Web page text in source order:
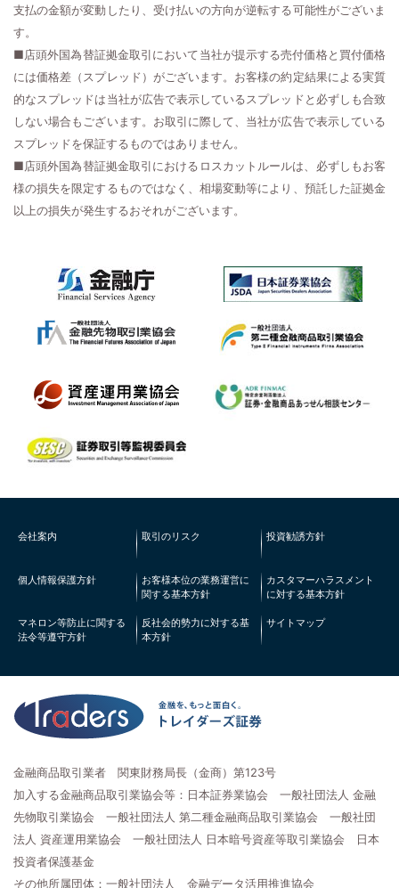
支払の金額が変動したり、受け払いの方向が逆転する可能性がございま
す。
■店頭外国為替証拠金取引において当社が提示する売付価格と買付価格
には価格差（スプレッド）がございます。お客様の約定結果による実質
的なスプレッドは当社が広告で表示しているスプレッドと必ずしも合致
しない場合もございます。お取引に際して、当社が広告で表示している
スプレッドを保証するものではありません。
■店頭外国為替証拠金取引におけるロスカットルールは、必ずしもお客
様の損失を限定するものではなく、相場変動等により、預託した証拠金
以上の損失が発生するおそれがございます。
会社案内 取引のリスク 投資勧誘方針
個人情報保護方針
お客様本位の業務運営に
関する基本方針
カスタマーハラスメント
に対する基本方針
マネロン等防止に関する
法令等遵守方針
反社会的勢力に対する基
本方針
サイトマップ
金融商品取引業者 関東財務局長（金商）第123号
加入する金融商品取引業協会等：日本証券業協会 一般社団法人 金融
先物取引業協会 一般社団法人 第二種金融商品取引業協会 一般社団
法人 資産運用業協会 一般社団法人 日本暗号資産等取引業協会 日本
投資者保護基金
その他所属団体：一般社団法人 金融データ活用推進協会